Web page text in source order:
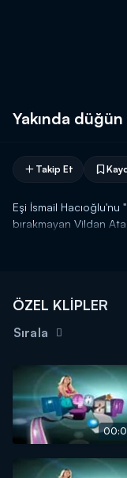
Yakında
Takip Et
Eşi İsmail Hacıoğlu'nu
bırakmayan Vildan
ÖZEL KLİPLER
Sırala